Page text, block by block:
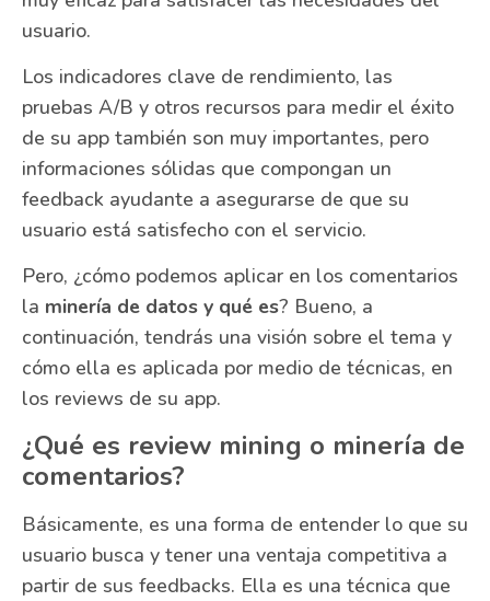
usuario.
Los indicadores clave de rendimiento, las
pruebas A/B y otros recursos para medir el éxito
de su app también son muy importantes, pero
informaciones sólidas que compongan un
feedback ayudante a asegurarse de que su
usuario está satisfecho con el servicio.
Pero, ¿cómo podemos aplicar en los comentarios
la minería de datos y qué es? Bueno, a
continuación, tendrás una visión sobre el tema y
cómo ella es aplicada por medio de técnicas, en
los reviews de su app.
¿Qué es review mining o minería de
comentarios?
Básicamente, es una forma de entender lo que su
usuario busca y tener una ventaja competitiva a
partir de sus feedbacks. Ella es una técnica que